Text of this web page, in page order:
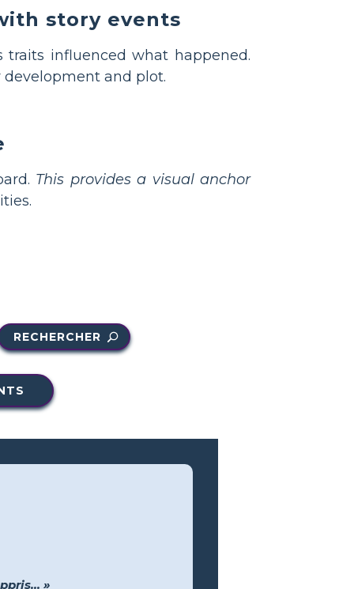
story events
influenced what happened.
and plot.
This provides a visual anchor
RECHERCHER
»